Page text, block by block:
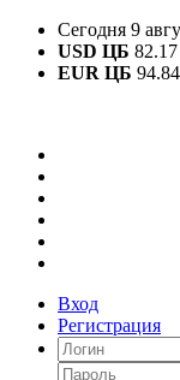
Сегодня 9
USD ЦБ
EUR ЦБ
Вход
Регистрация